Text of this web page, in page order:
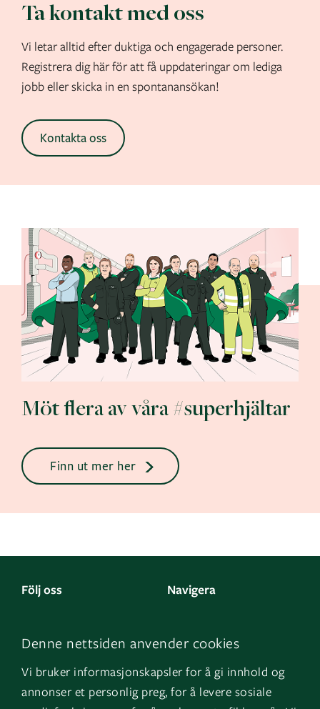
Denne nettsiden anvender cookies
Vi bruker informasjonskapsler for å gi innhold og
annonser et personlig preg, for å levere sosiale
Ta kontakt med oss
Vi letar alltid efter duktiga och engagerade personer.
Registrera dig här för att få uppdateringar om lediga
jobb eller skicka in en spontanansökan!
Kontakta oss
Möt flera av våra #superhjältar
Finn ut mer her
Följ oss
LinkedIn
Instagram
Navigera
Om oss
GK Norge